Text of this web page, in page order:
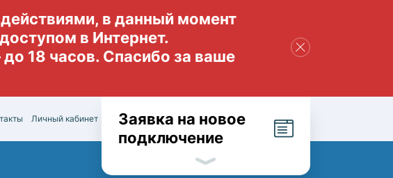
в данный момент
в Интернет.
18 часов. Спасибо за ваше
Личный кабинет
Заявка на новое
подключение